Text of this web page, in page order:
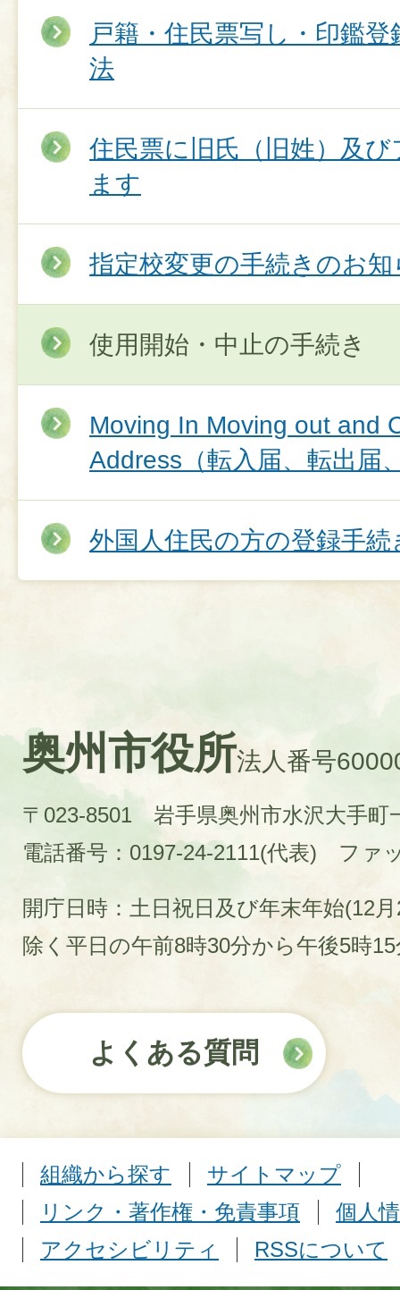
戸籍・住民票写し・印鑑
法
住民票に旧氏（旧姓）及
ます
指定校変更の手続きのお知
使用開始・中止の手続き
Moving In Moving out and
Address（転入届、転出届
外国人住民の方の登録手
奥州市役所法人番号
〒023-8501 岩手県奥州市水沢大手町
電話番号：0197-24-2111(代表)
ファ
開庁日時：土日祝日及び年末年始(12
除く平日の午前8時30分から午後5時
よくある質問
組織から探す
サイトマップ
リンク・著作権・免責事項
個人
アクセシビリティ
RSSについて